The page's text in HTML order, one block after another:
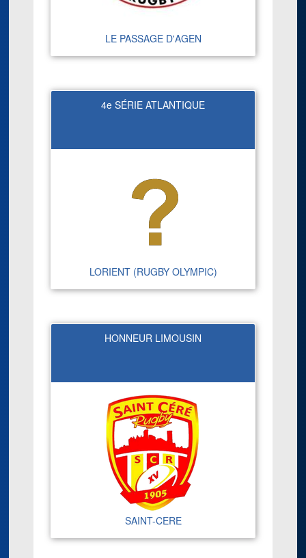
LE PASSAGE D'AGEN
4e SÉRIE ATLANTIQUE
LORIENT (RUGBY OLYMPIC)
HONNEUR LIMOUSIN
SAINT-CERE